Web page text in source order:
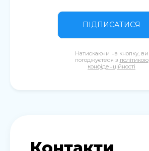
ПІДПИСАТИСЯ
Натискаючи на кнопку, ви
погоджуєтеся з політикою
конфіденційності